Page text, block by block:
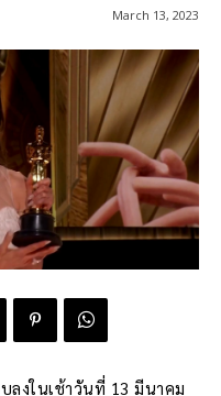
March 13, 2023
ลงในเช้าวันที่ 13 มีนาคม